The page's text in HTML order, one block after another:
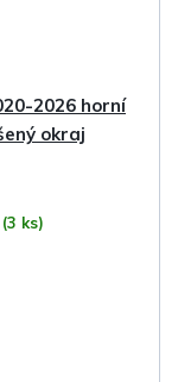
2026 horní
okraj
(3 ks)